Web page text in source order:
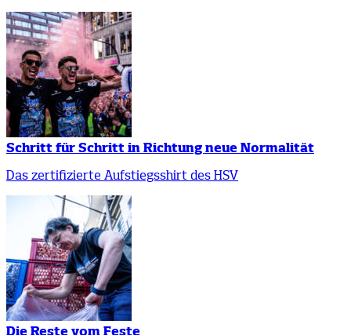
Schritt für Schritt in Richtung neue Normalität
Das zertifizierte Aufstiegsshirt des HSV
Die Reste vom Feste